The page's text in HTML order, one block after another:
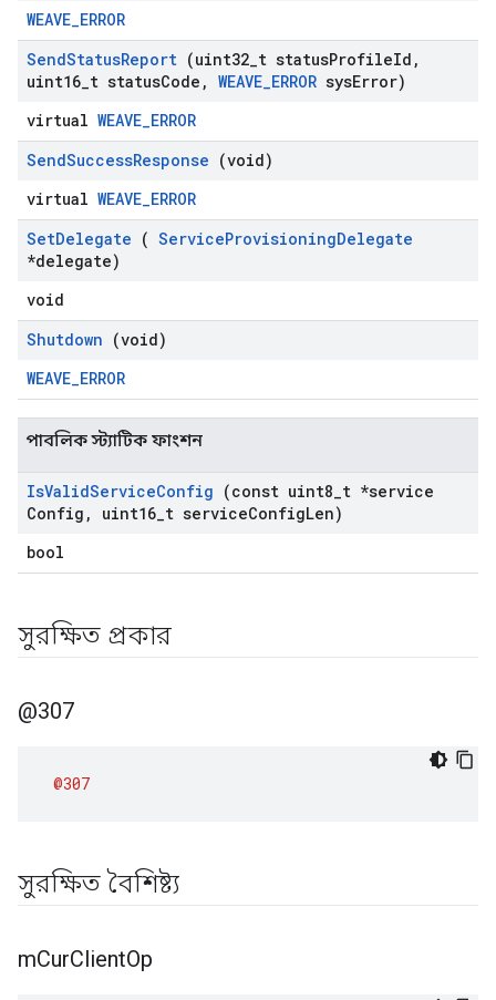
WEAVE_ERROR
SendStatusReport (uint32 t statusProfileId ,
uint16 t statusCode , WEAVE_ERROR sysError)
virtual WEAVE_ERROR
SendSuccessResponse (void)
virtual WEAVE_ERROR
SetDelegate ( ServiceProvisioningDelegate
*delegate)
void
Shutdown (void)
WEAVE_ERROR
পাবলিক স্ট্যাটিক ফাংশন
IsValidServiceConfig (const uint8 t *service
Config , uint16 t serviceConfigLen)
bool
সুরক্ষিত প্রকার
@307
@307
সুরক্ষিত বৈশিষ্ট্য
mCurClientOp